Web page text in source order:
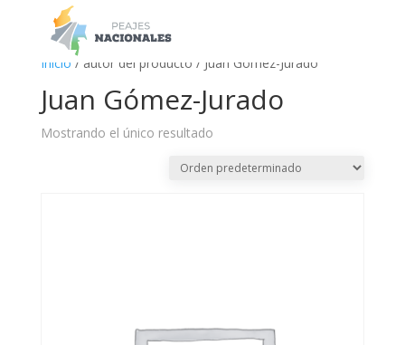
Inicio / autor del producto / Juan Gómez-Jurado
Juan Gómez-Jurado
Mostrando el único resultado